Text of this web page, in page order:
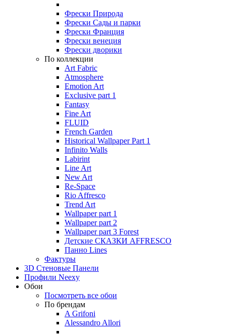
Фрески Природа
Фрески Сады и парки
Фрески Франция
Фрески венеция
Фрески дворики
По коллекции
Art Fabric
Atmosphere
Emotion Art
Exclusive part 1
Fantasy
Fine Art
FLUID
French Garden
Historical Wallpaper Part 1
Infinito Walls
Labirint
Line Art
New Art
Re-Space
Rio Affresco
Trend Art
Wallpaper part 1
Wallpaper part 2
Wallpaper part 3 Forest
Детские СКАЗКИ AFFRESCO
Панно Lines
Фактуры
3D Стеновые Панели
Профили Neexy
Обои
Посмотреть все обои
По брендам
A Grifoni
Alessandro Allori